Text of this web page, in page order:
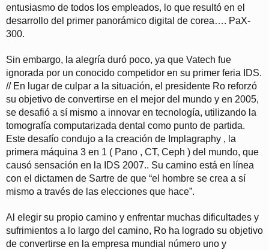
entusiasmo de todos los empleados, lo que resultó en el
desarrollo del primer panorámico digital de corea…. PaX-
300.
Sin embargo, la alegría duró poco, ya que Vatech fue
ignorada por un conocido competidor en su primer feria IDS.
// En lugar de culpar a la situación, el presidente Ro reforzó
su objetivo de convertirse en el mejor del mundo y en 2005,
se desafió a sí mismo a innovar en tecnología, utilizando la
tomografía computarizada dental como punto de partida.
Este desafío condujo a la creación de Implagraphy , la
primera máquina 3 en 1 ( Pano , CT, Ceph ) del mundo, que
causó sensación en la
IDS 2007.. Su camino está en línea
con el dictamen de Sartre de que “el hombre se crea a sí
mismo a través de las elecciones que hace”.
Al elegir su propio camino y enfrentar muchas dificultades y
sufrimientos a lo largo del camino, Ro ha logrado su objetivo
de convertirse en la empresa mundial número uno y